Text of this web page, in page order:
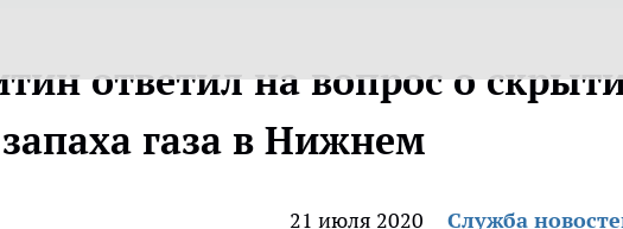
ответил на вопрос о
газа в Нижнем
21 июля 2020
Служба